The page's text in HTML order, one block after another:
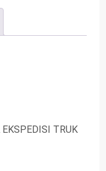
EKSPEDISI TRUK